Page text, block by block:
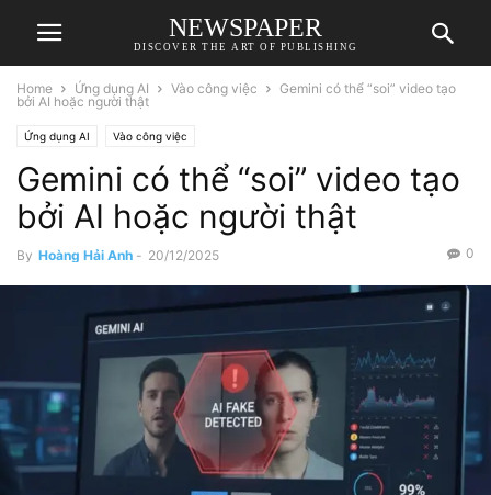
NEWSPAPER
DISCOVER THE ART OF PUBLISHING
Home Ứng dụng AI Vào công việc
Gemini có thể “soi” video tạo
bởi AI hoặc người thật
Ứng dụng AI Vào công việc
Gemini có thể “soi” video tạo
bởi AI hoặc người thật
By Hoàng Hải Anh - 20/12/2025 0